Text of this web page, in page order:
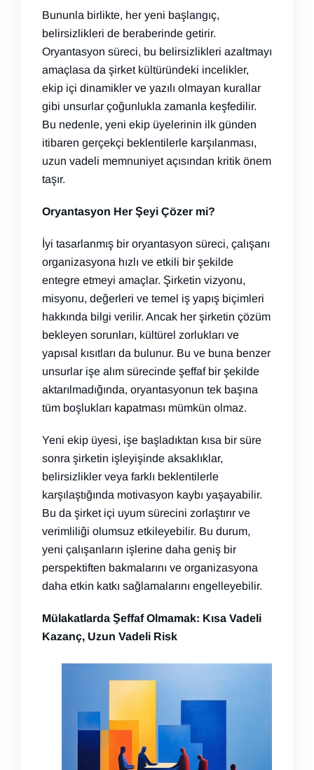
Bununla birlikte, her yeni başlangıç,
belirsizlikleri de beraberinde getirir.
Oryantasyon süreci, bu belirsizlikleri azaltmayı
amaçlasa da şirket kültüründeki incelikler,
ekip içi dinamikler ve yazılı olmayan kurallar
gibi unsurlar çoğunlukla zamanla keşfedilir.
Bu nedenle, yeni ekip üyelerinin ilk günden
itibaren gerçekçi beklentilerle karşılanması,
uzun vadeli memnuniyet açısından kritik önem
taşır.
Oryantasyon Her Şeyi Çözer mi?
İyi tasarlanmış bir oryantasyon süreci, çalışanı
organizasyona hızlı ve etkili bir şekilde
entegre etmeyi amaçlar. Şirketin vizyonu,
misyonu, değerleri ve temel iş yapış biçimleri
hakkında bilgi verilir. Ancak her şirketin çözüm
bekleyen sorunları, kültürel zorlukları ve
yapısal kısıtları da bulunur. Bu ve buna benzer
unsurlar işe alım sürecinde şeffaf bir şekilde
aktarılmadığında, oryantasyonun tek başına
tüm boşlukları kapatması mümkün olmaz.
Yeni ekip üyesi, işe başladıktan kısa bir süre
sonra şirketin işleyişinde aksaklıklar,
belirsizlikler veya farklı beklentilerle
karşılaştığında motivasyon kaybı yaşayabilir.
Bu da şirket içi uyum sürecini zorlaştırır ve
verimliliği olumsuz etkileyebilir. Bu durum,
yeni çalışanların işlerine daha geniş bir
perspektiften bakmalarını ve organizasyona
daha etkin katkı sağlamalarını engelleyebilir.
Mülakatlarda Şeffaf Olmamak: Kısa Vadeli
Kazanç, Uzun Vadeli Risk